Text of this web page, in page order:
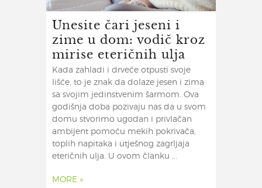
Unesite čari jeseni i
zime u dom: vodič kroz
mirise eteričnih ulja
Kada zahladi i drveće otpusti svoje
lišće, to je znak da dolaze jesen i zima
sa svojim jedinstvenim šarmom. Ova
godišnja doba pozivaju nas da u svom
domu stvorimo ugodan i privlačan
ambijent pomoću mekih pokrivača,
toplih napitaka i utješnog zagrljaja
eteričnih ulja. U ovom članku ...
MORE »